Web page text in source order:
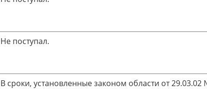
Не поступал.
В сроки, установленные законом области от